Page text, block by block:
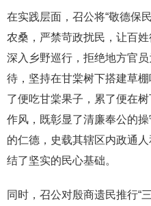
在实践层面，召公将“敬德保
农桑，严禁苛政扰民，让百
深入乡野巡行，拒绝地方官
待，坚持在甘棠树下搭建草
了便吃甘棠果子，累了便在
作风，既彰显了清廉奉公的
的仁德，史载其辖区内政通
结了坚实的民心基础。
同时，召公对殷商遗民推行“